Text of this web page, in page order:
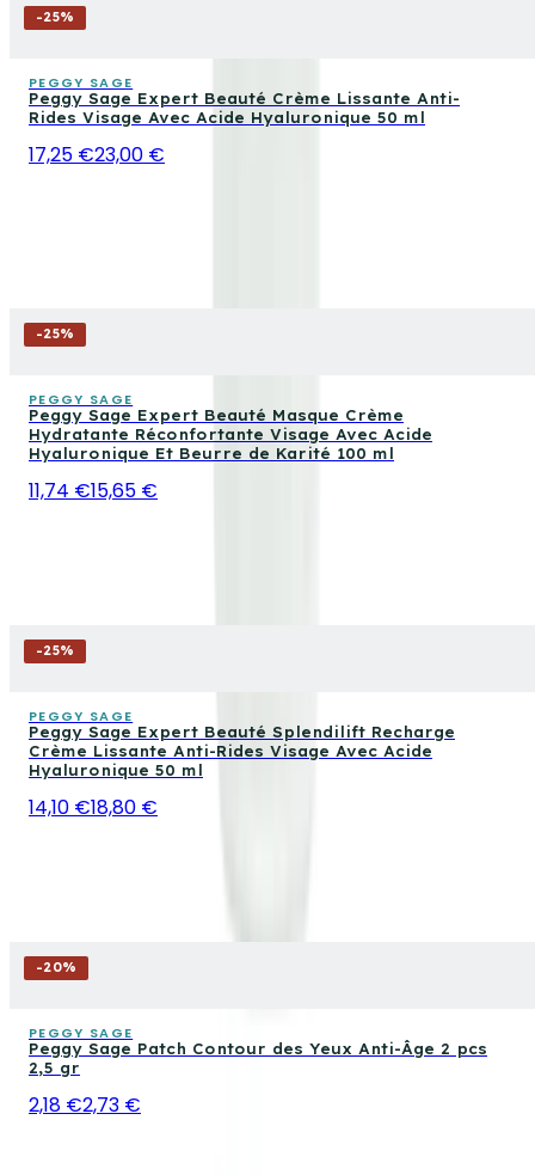
-25%
PEGGY SAGE
Peggy Sage Expert Beauté Crème Lissante Anti-
Rides Visage Avec Acide Hyaluronique 50 ml
17,25 €23,00 €
-25%
PEGGY SAGE
Peggy Sage Expert Beauté Masque Crème
Hydratante Réconfortante Visage Avec Acide
Hyaluronique Et Beurre de Karité 100 ml
11,74 €15,65 €
-25%
PEGGY SAGE
Peggy Sage Expert Beauté Splendilift Recharge
Crème Lissante Anti-Rides Visage Avec Acide
Hyaluronique 50 ml
14,10 €18,80 €
-20%
PEGGY SAGE
Peggy Sage Patch Contour des Yeux Anti-Âge 2 pcs
2,5 gr
2,18 €2,73 €